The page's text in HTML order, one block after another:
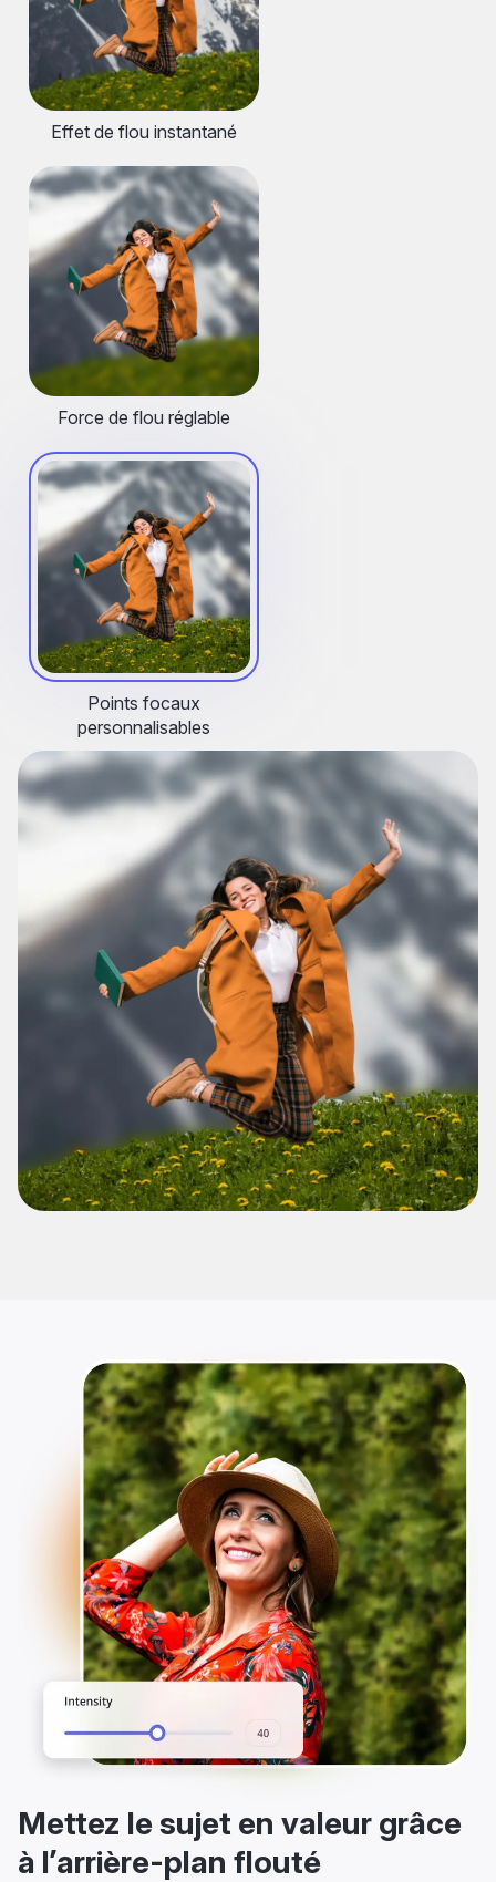
Effet de flou instantané
Force de flou réglable
Points focaux
personnalisables
Mettez le sujet en valeur grâce
à l’arrière-plan flouté